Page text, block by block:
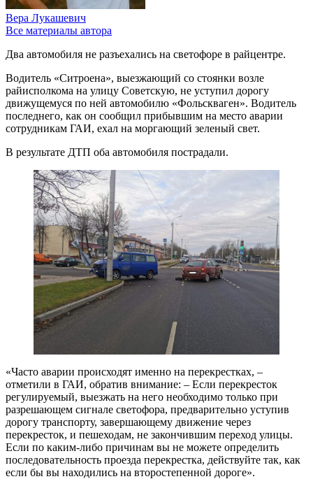
Вера Лукашевич
Все материалы автора
Два автомобиля не разъехались на светофоре в райцентре.
Водитель «Ситроена», выезжающий со стоянки возле
райисполкома на улицу Советскую, не уступил дорогу
движущемуся по ней автомобилю «Фольскваген». Водитель
последнего, как он сообщил прибывшим на место аварии
сотрудникам ГАИ, ехал на моргающий зеленый свет.
В результате ДТП оба автомобиля пострадали.
«Часто аварии происходят именно на перекрестках, –
отметили в ГАИ, обратив внимание: – Если перекресток
регулируемый, выезжать на него необходимо только при
разрешающем сигнале светофора, предварительно уступив
дорогу транспорту, завершающему движение через
перекресток, и пешеходам, не закончившим переход улицы.
Если по каким-либо причинам вы не можете определить
последовательность проезда перекрестка, действуйте так, как
если бы вы находились на второстепенной дороге».